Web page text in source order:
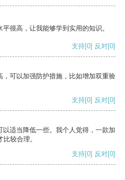
很高，让我能够学到实用的知识。
支持[0] 反对[0]
可以加强防护措施，比如增加双重验
支持[0] 反对[0]
适当降低一些。我个人觉得，一款加
较合理。
支持[0] 反对[0]